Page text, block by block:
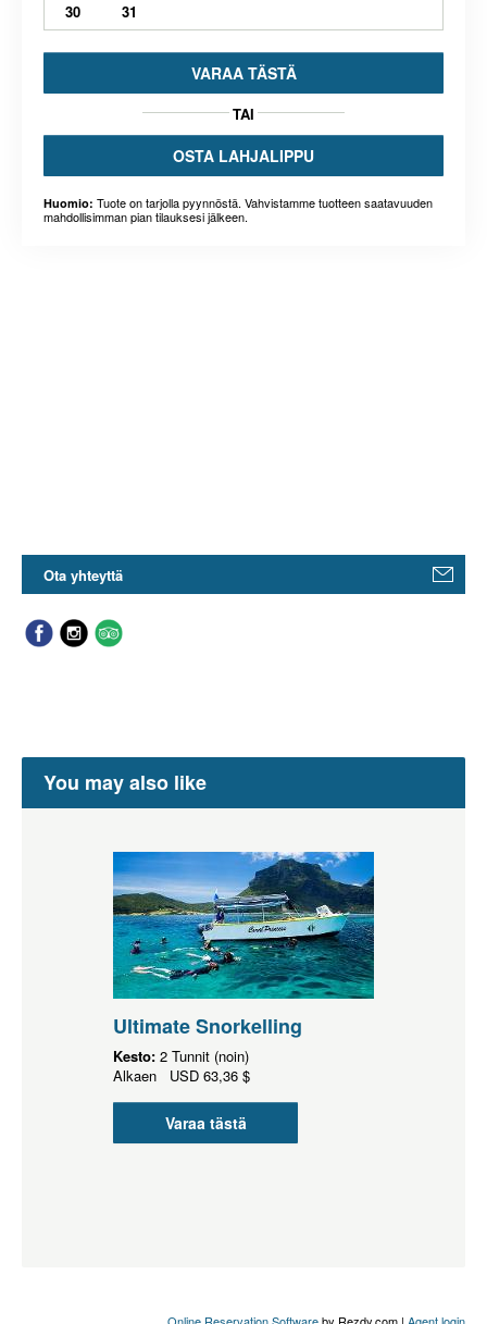
30
31
VARAA TÄSTÄ
TAI
OSTA LAHJALIPPU
Huomio: Tuote on tarjolla pyynnöstä. Vahvistamme tuotteen saatavuuden
mahdollisimman pian tilauksesi jälkeen.
Ota yhteyttä
You may also like
Ultimate Snorkelling
Kesto: 2 Tunnit (noin)
Alkaen USD 63,36 $
Varaa tästä